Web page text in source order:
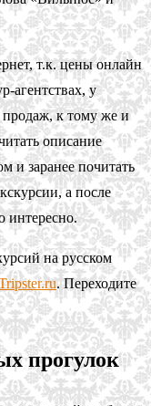
т.к. цены онлайн
агентствах, у
продаж, к тому же и
описание
и заранее почитать
а после
интересно.
на русском
. Переходите
прогулок